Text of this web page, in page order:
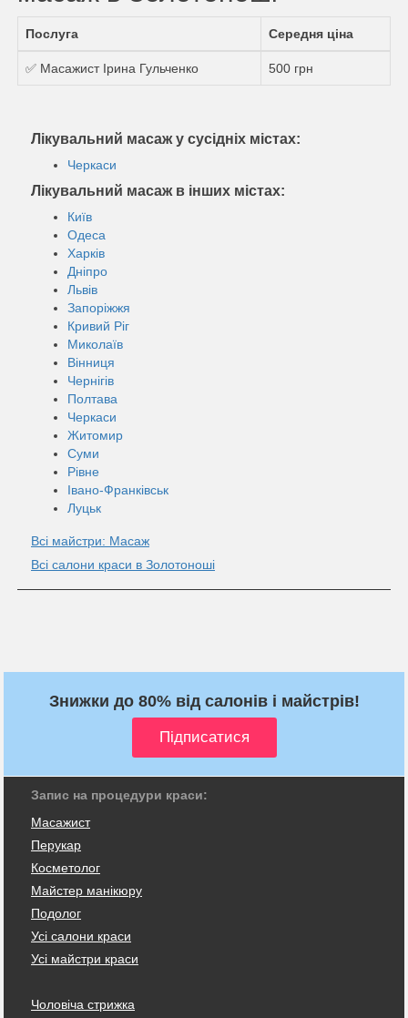
Послуга Середня ціна
✅ Масажист Ірина Гульченко 500 грн
Лікувальний масаж у сусідніх містах:
Черкаси
Лікувальний масаж в інших містах:
Київ
Одеса
Харків
Дніпро
Львів
Запоріжжя
Кривий Ріг
Миколаїв
Вінниця
Чернігів
Полтава
Черкаси
Житомир
Суми
Рівне
Івано-Франківськ
Луцьк
Всі майстри: Масаж
Всі салони краси в Золотоноші
Знижки до 80% від салонів і майстрів!
Запис на процедури краси:
Масажист
Перукар
Косметолог
Майстер манікюру
Подолог
Усі салони краси
Усі майстри краси
Чоловіча стрижка